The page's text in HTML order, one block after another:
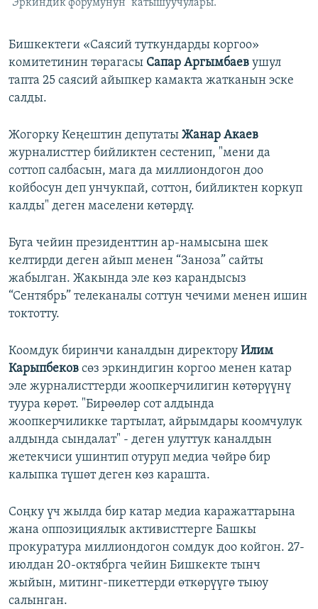
"Эркиндик форумунун" катышуучулары.
Бишкектеги «Саясий туткундарды коргоо»
комитетинин төрагасы Сапар Аргымбаев ушул
тапта 25 саясий айыпкер камакта жатканын эске
салды.
Жогорку Кеңештин депутаты Жанар Акаев
журналисттер бийликтен сестенип, "мени да
соттоп салбасын, мага да миллиондогон доо
койбосун деп унчукпай, соттон, бийликтен коркуп
калды" деген маселени көтөрдү.
Буга чейин президенттин ар-намысына шек
келтирди деген айып менен “Заноза” сайты
жабылган. Жакында эле көз карандысыз
“Сентябрь” телеканалы соттун чечими менен ишин
токтотту.
Коомдук биринчи каналдын директору Илим
Карыпбеков сөз эркиндигин коргоо менен катар
эле журналисттерди жоопкерчилигин көтөрүүнү
туура көрөт. "Бирөөлөр сот алдында
жоопкерчиликке тартылат, айрымдары коомчулук
алдында сындалат" - деген улуттук каналдын
жетекчиси ушинтип отуруп медиа чөйрө бир
калыпка түшөт деген көз карашта.
Соңку үч жылда бир катар медиа каражаттарына
жана оппозициялык активисттерге Башкы
прокуратура миллиондогон сомдук доо койгон. 27-
июлдан 20-октябрга чейин Бишкекте тынч
жыйын, митинг-пикеттерди өткөрүүгө тыюу
салынган.